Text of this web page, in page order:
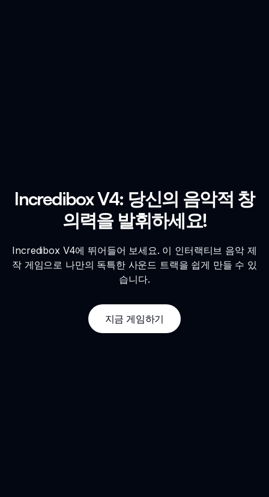
Incredibox V4: 당신의 음악적 창
의력을 발휘하세요!
Incredibox V4에 뛰어들어 보세요. 이 인터랙티브 음악 제
작 게임으로 나만의 독특한 사운드 트랙을 쉽게 만들 수 있
습니다.
지금 게임하기